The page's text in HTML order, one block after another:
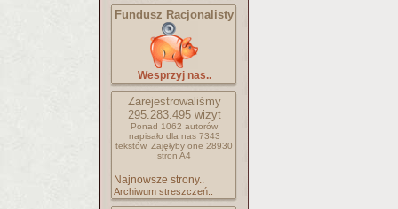
Fundusz Racjonalisty
Wesprzyj nas..
Zarejestrowaliśmy
295.283.495wizyt
Ponad 1062 autorów
napisało dla nas 7343
tekstów. Zajęłyby one 28930
stron A4
Najnowsze strony..
Archiwum streszczeń..